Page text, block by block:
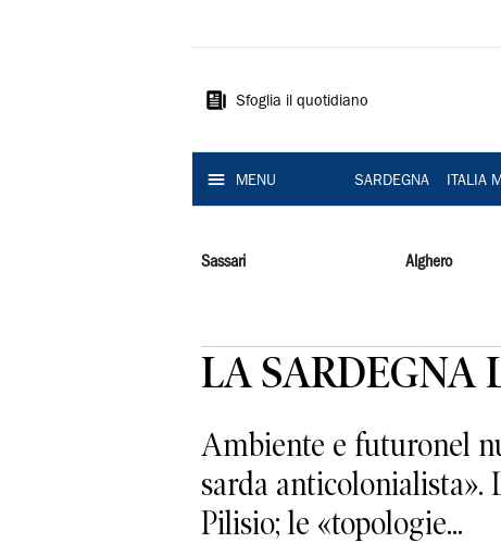
Sardegna
Sfoglia il quotidiano
MENU SARDEGNA ITALIA
Sassari Alghero
LA SARDEGNA
Ambiente e futuronel
sarda anticolonialista».
Pilisio; le «topologie...